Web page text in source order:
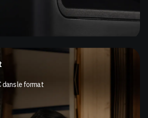
dans le format